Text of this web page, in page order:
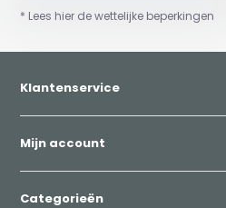
* Lees hier de wettelijke beperkingen
Klantenservice
Mijn account
Categorieën